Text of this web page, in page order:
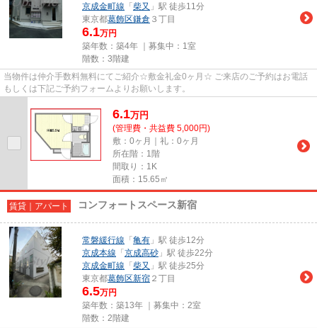
京成金町線 「 柴又 」駅 徒歩11分
東京都葛飾区鎌倉 ３丁目
6.1万円
築年数：築4年 ｜募集中： 1室
階数：3階建
当物件は仲介手数料無料にてご紹介☆敷金礼金0ヶ月☆ ご来店のご予約はお電話
もしくは下記ご予約フォームよりお願いします。
6.1万円
(管理費・共益費 5,000円)
敷：0ヶ月｜礼：0ヶ月
所在階：1階
間取り：1K
面積：15.65㎡
賃貸｜アパート コンフォートスペース新宿
常磐緩行線 「 亀有 」駅 徒歩12分
京成本線 「 京成高砂 」駅 徒歩22分
京成金町線 「 柴又 」駅 徒歩25分
東京都葛飾区新宿 ２丁目
6.5万円
築年数：築13年 ｜募集中： 2室
階数：2階建